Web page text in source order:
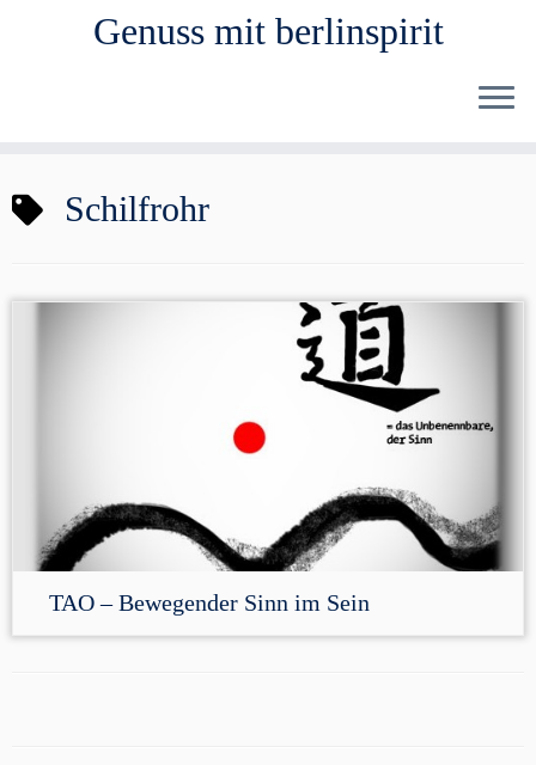
Inhalt
Genuss mit berlinspirit
Schilfrohr
TAO – Bewegender Sinn im Sein